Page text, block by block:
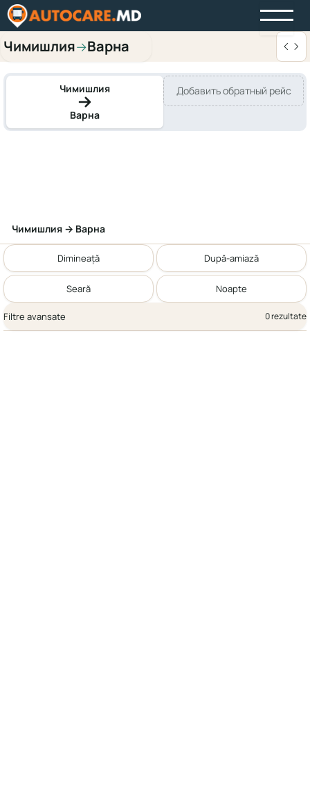
Чимишлия→Варна
Чимишлия
Варна
Добавить обратный рейс
Чимишлия → Варна
Dimineață După-amiază
Seară Noapte
Filtre avansate 0 rezultate